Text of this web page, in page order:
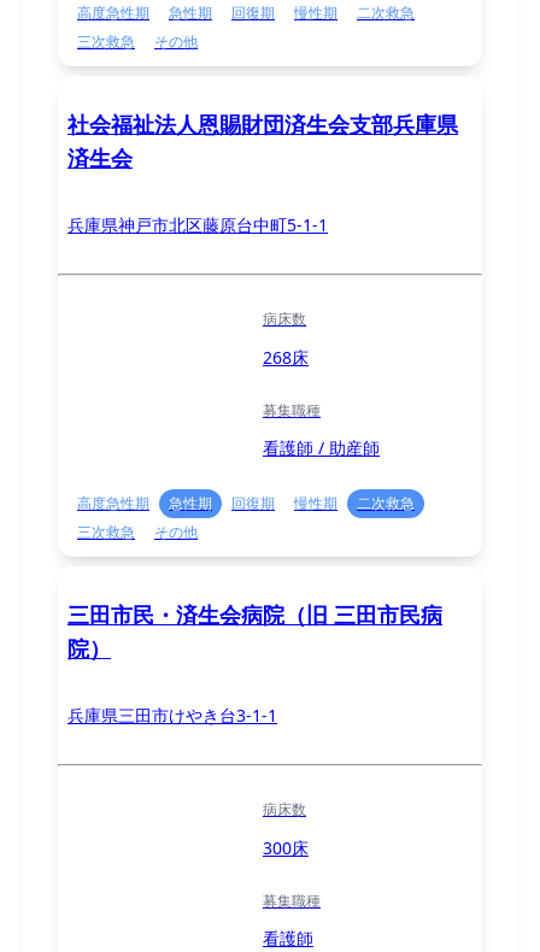
高度急性期 急性期 回復期 慢性期
二次救急
三次救急
その他
社会福祉法人恩賜財団済生会支部兵庫県
済生会
兵庫県神戸市北区藤原台中町5-1-1
病床数
268床
募集職種
看護師 / 助産師
高度急性期 急性期 回復期 慢性期
二次救急
三次救急
その他
三田市民・済生会病院（旧 三田市民病
院）
兵庫県三田市けやき台3-1-1
病床数
300床
募集職種
看護師